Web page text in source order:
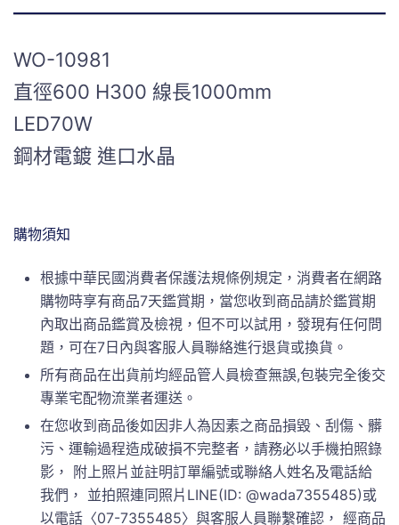
WO-10981
直徑600 H300 線長1000mm
LED70W
鋼材電鍍 進口水晶
購物須知
根據中華民國消費者保護法規條例規定，消費者在網路
購物時享有商品7天鑑賞期，當您收到商品請於鑑賞期
內取出商品鑑賞及檢視，但不可以試用，發現有任何問
題，可在7日內與客服人員聯絡進行退貨或換貨。
所有商品在出貨前均經品管人員檢查無誤,包裝完全後交
專業宅配物流業者運送。
在您收到商品後如因非人為因素之商品損毀、刮傷、髒
污、運輸過程造成破損不完整者，請務必以手機拍照錄
影， 附上照片並註明訂單編號或聯絡人姓名及電話給
我們， 並拍照連同照片LINE(ID: @wada7355485)或
以電話〈07-7355485〉與客服人員聯繫確認， 經商品